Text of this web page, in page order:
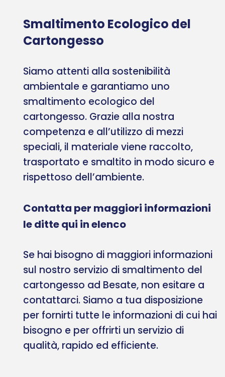
Smaltimento Ecologico del
Cartongesso
Siamo attenti alla sostenibilità
ambientale e garantiamo uno
smaltimento ecologico del
cartongesso. Grazie alla nostra
competenza e all’utilizzo di mezzi
speciali, il materiale viene raccolto,
trasportato e smaltito in modo sicuro e
rispettoso dell’ambiente.
Contatta per maggiori informazioni
le ditte qui in elenco
Se hai bisogno di maggiori informazioni
sul nostro servizio di smaltimento del
cartongesso ad Besate, non esitare a
contattarci. Siamo a tua disposizione
per fornirti tutte le informazioni di cui hai
bisogno e per offrirti un servizio di
qualità, rapido ed efficiente.